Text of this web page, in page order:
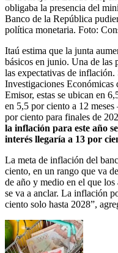
obligaba la presencia del
Banco de la República
política monetaria. Foto:
Itaú estima que la junta
básicos en junio. Una de las
las expectativas de
Investigaciones Económicas
Emisor, estas se ubican en
en 5,5 por ciento a 12
por ciento para finales de
la inflación para este año
interés llegaría a 13 por
La meta de inflación del
ciento, en un rango que va
de año y medio en el que
se va a anclar. La inflación
ciento solo hasta 2028”,